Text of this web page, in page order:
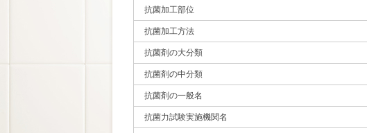
抗菌加工部位
抗菌加工方法
抗菌剤の大分類
抗菌剤の中分類
抗菌剤の一般名
抗菌力試験実施機関名